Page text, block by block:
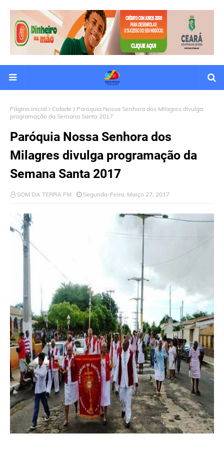
Página inicial Cidade
Paróquia Nossa Senhora dos Milagres divulga
programação da Semana Santa 2017
Paróquia Nossa Senhora dos
Milagres divulga programação da
Semana Santa 2017
SOM DA TERRA FM Segunda-Feira, Março 27, 2017